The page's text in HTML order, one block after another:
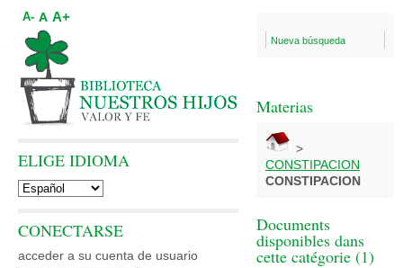
Nueva búsqueda
Materias
>
CONSTIPACION
CONSTIPACION
Documents
disponibles dans
cette catégorie (1)
A- A A+
ELIGE IDIOMA
CONECTARSE
acceder a su cuenta de usuario